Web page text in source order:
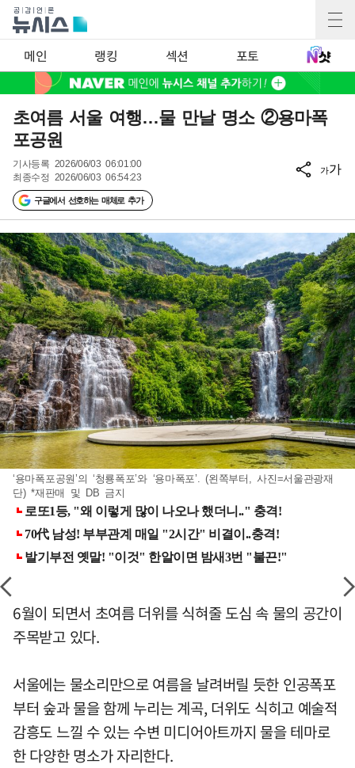
메인 랭킹 섹션 포토
초여름 서울 여행…물 만날 명소 ②용마폭
포공원
기사등록 2026/06/03 06:01:00
최종수정 2026/06/03 06:54:23
구글에서 선호하는 매체로 추가
가가
‘용마폭포공원’의 ‘청룡폭포’와 ‘용마폭포’. (왼쪽부터, 사진=서울관광재
단) *재판매 및 DB 금지
6월이 되면서 초여름 더위를 식혀줄 도심 속 물의 공간이
주목받고 있다.
서울에는 물소리만으로 여름을 날려버릴 듯한 인공폭포
부터 숲과 물을 함께 누리는 계곡, 더위도 식히고 예술적
감흥도 느낄 수 있는 수변 미디어아트까지 물을 테마로
한 다양한 명소가 자리한다.